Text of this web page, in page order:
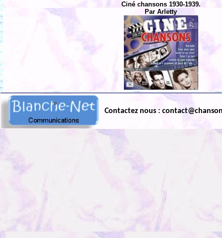
Ciné chansons 1930-1939.
Par Arletty
Contactez nous :